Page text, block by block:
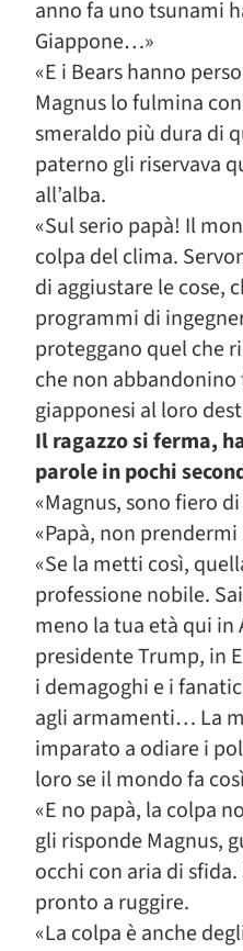
anno fa uno tsunami
Giappone…»
«E i Bears hanno
Magnus lo fulmina
smeraldo più dura di
paterno gli riservava
all’alba.
«Sul serio papà! Il
colpa del clima.
di aggiustare le cose,
programmi di
proteggano quel che
che non
giapponesi al loro
Il ragazzo si ferma,
parole in pochi
«Magnus, sono fiero
«Papà, non
«Se la metti così,
professione nobile.
meno la tua età qui in
presidente Trump, in
i demagoghi e i
agli armamenti… La
imparato a odiare i
loro se il mondo fa
«E no papà, la colpa
gli risponde Magnus,
occhi con aria di
pronto a ruggire.
«La colpa è anche